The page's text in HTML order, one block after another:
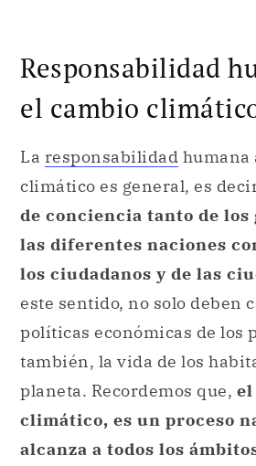
Responsabilidad
el cambio
La responsabilidad humana
climático es general, es
de conciencia tanto de los
las diferentes naciones
los ciudadanos y de las
este sentido, no solo deben
políticas económicas de los
también, la vida de los
planeta. Recordemos que, el
climático, es un proceso
alcanza a todos los